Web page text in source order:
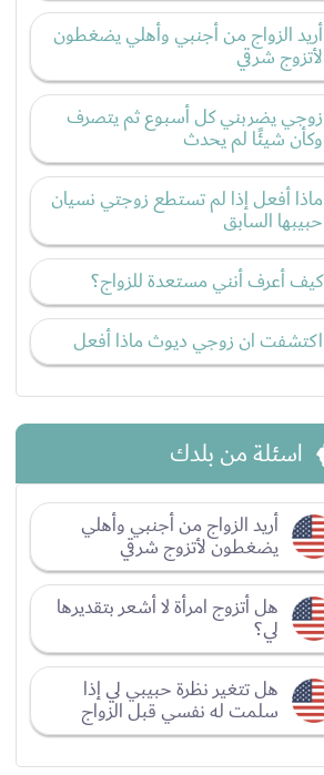
أريد الزواج من أجنبي وأهلي يضغطون
لأتزوج شرقي
زوجي يضربني كل أسبوع ثم يتصرف
وكأن شيئًا لم يحدث
ماذا أفعل إذا لم تستطع زوجتي نسيان
حبيبها السابق
كيف أعرف أنني مستعدة للزواج؟
اكتشفت ان زوجي ديوث ماذا أفعل
اسئلة من بلدك
أريد الزواج من أجنبي وأهلي
يضغطون لأتزوج شرقي
هل أتزوج امرأة لا أشعر بتقديرها
لي؟
هل تتغير نظرة حبيبي لي إذا
سلمت له نفسي قبل الزواج